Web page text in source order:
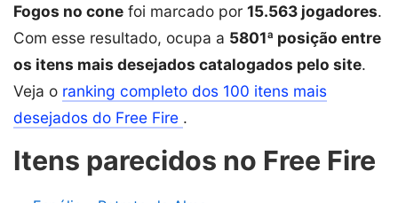
Fogos no cone foi marcado por 15.563 jogadores.
Com esse resultado, ocupa a 5801ª posição entre
os itens mais desejados catalogados pelo site.
Veja o ranking completo dos 100 itens mais
desejados do Free Fire .
Itens parecidos no Free Fire